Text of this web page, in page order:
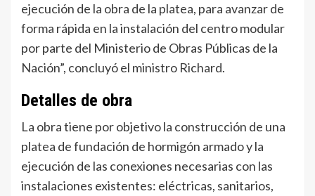
ejecución de la obra de la platea, para avanzar de
forma rápida en la instalación del centro modular
por parte del Ministerio de Obras Públicas de la
Nación”, concluyó el ministro Richard.
Detalles de obra
La obra tiene por objetivo la construcción de una
platea de fundación de hormigón armado y la
ejecución de las conexiones necesarias con las
instalaciones existentes: eléctricas, sanitarios,